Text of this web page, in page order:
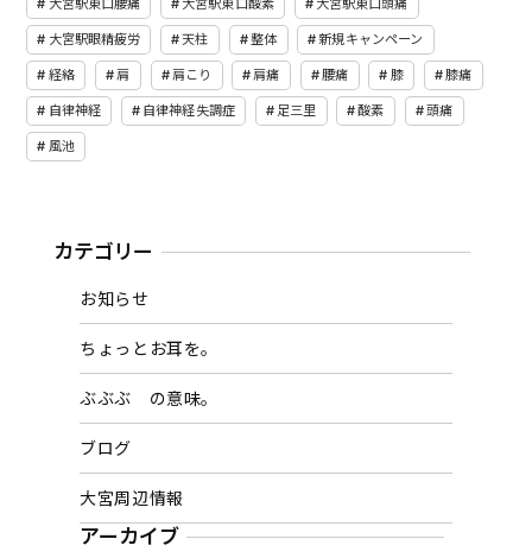
大宮駅眼精疲労 天柱 整体 新規キャンペーン
経絡 肩 肩こり 肩痛 腰痛 膝 膝痛
自律神経 自律神経失調症 足三里 酸素 頭痛
風池
カテゴリー
お知らせ
ちょっとお耳を。
ぶぶぶ の意味。
ブログ
大宮周辺情報
アーカイブ